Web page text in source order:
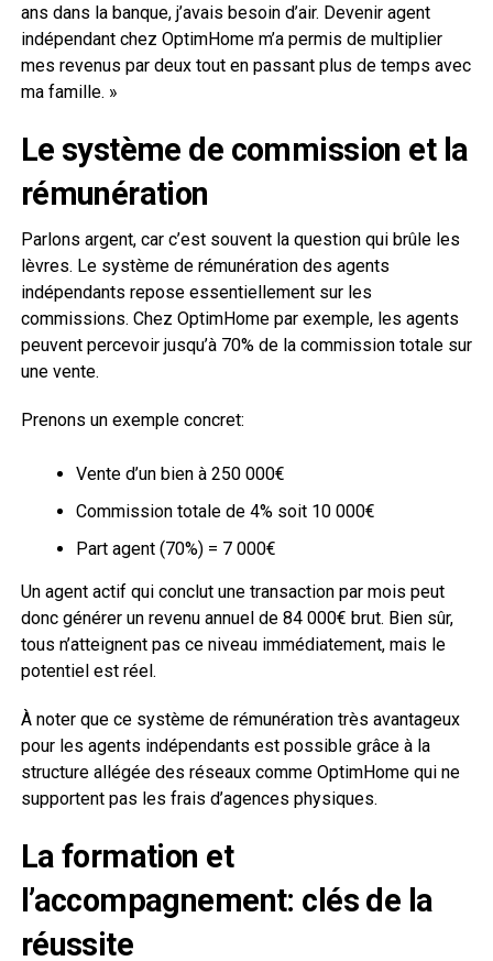
ans dans la banque, j’avais besoin d’air. Devenir agent
indépendant chez OptimHome m’a permis de multiplier
mes revenus par deux tout en passant plus de temps avec
ma famille. »
Le système de commission et la
rémunération
Parlons argent, car c’est souvent la question qui brûle les
lèvres. Le système de rémunération des agents
indépendants repose essentiellement sur les
commissions. Chez OptimHome par exemple, les agents
peuvent percevoir jusqu’à 70% de la commission totale sur
une vente.
Prenons un exemple concret:
Vente d’un bien à 250 000€
Commission totale de 4% soit 10 000€
Part agent (70%) = 7 000€
Un agent actif qui conclut une transaction par mois peut
donc générer un revenu annuel de 84 000€ brut. Bien sûr,
tous n’atteignent pas ce niveau immédiatement, mais le
potentiel est réel.
À noter que ce système de rémunération très avantageux
pour les agents indépendants est possible grâce à la
structure allégée des réseaux comme OptimHome qui ne
supportent pas les frais d’agences physiques.
La formation et
l’accompagnement: clés de la
réussite